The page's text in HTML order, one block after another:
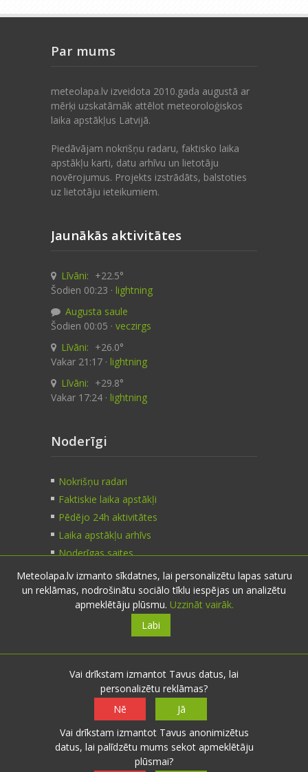
Par mums
meteolapa.lv izveidota 2010.gada augustā ar
mērķi uzskatāmāk attēlot meteoroloģiskos
laika apstākļus Latvijā.
Piedāvājam nokrišņu radaru, faktisko laika
apstākļu karti, datu arhīvu un lietotāju
novērojumus. Projekts izstrādāts, balstoties
uz lietotāju ieteikumiem.
Jaunākās aktivitātes
Līvāni: +22.5°
Šodien 00:23 · lightning
Augusta saule
Šodien 00:05 · veczirgs
Līvāni: +26.0°
Vakar 21:17 · lightning
Līvāni: +29.8°
Vakar 17:24 · lightning
Noderīgi
Nokrišņu radari
Faktiskie laika apstākļi
Pēdējo 24h aktivitātes
Laika apstākļu arhīvs
Noderīgas saites
Kontakti
nosūti ziņu
Seko mums
Meteolapa.lv izmanto sīkdatnes, lai personalizētu lapas saturu
un reklāmas, nodrošinātu sociālo tīklu iespējas un analizētu
apmeklētāju plūsmu. Uzzināt vairāk.
Labi
Vai drīkstam izmantot Tavus datus, lai
personalizētu reklāmas?
Nē
Jā
Vai drīkstam izmantot Tavus anonimizētus
datus, lai palīdzētu mums sekot apmeklētāju
plūsmai?